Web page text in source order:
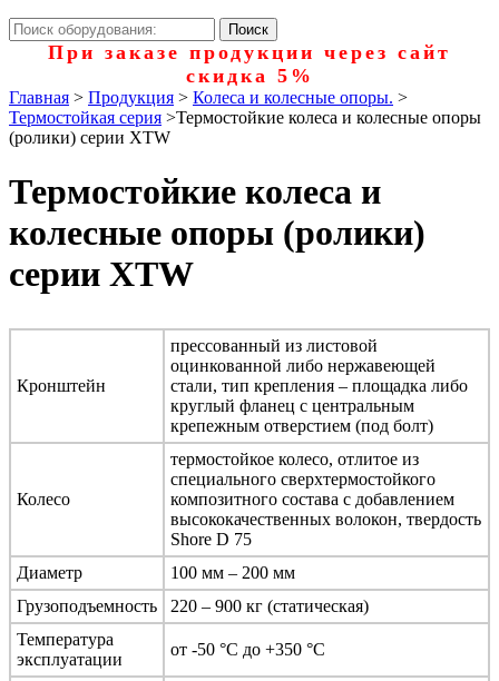
При заказе продукции через сайт
скидка 5%
Главная > Продукция > Колеса и колесные опоры. >
Термостойкая серия >Термостойкие колеса и колесные опоры
(ролики) серии XTW
Термостойкие колеса и
колесные опоры (ролики)
серии XTW
Кронштейн
прессованный из листовой
оцинкованной либо нержавеющей
стали, тип крепления – площадка либо
круглый фланец с центральным
крепежным отверстием (под болт)
Колесо
термостойкое колесо, отлитое из
специального сверхтермостойкого
композитного состава с добавлением
высококачественных волокон, твердость
Shore D 75
Диаметр
100 мм – 200 мм
Грузоподъемность
220 – 900 кг (статическая)
Температура
эксплуатации
от -50 °С до +350 °С